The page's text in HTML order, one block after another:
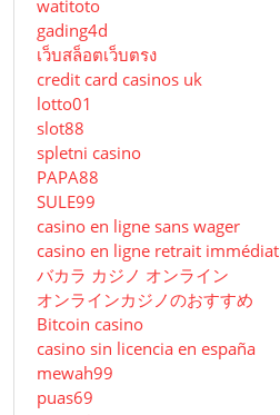
watitoto
gading4d
เว็บสล็อตเว็บตรง
credit card casinos uk
lotto01
slot88
spletni casino
PAPA88
SULE99
casino en ligne sans wager
casino en ligne retrait immédiat
バカラ カジノ オンライン
オンラインカジノのおすすめ
Bitcoin casino
casino sin licencia en españa
mewah99
puas69